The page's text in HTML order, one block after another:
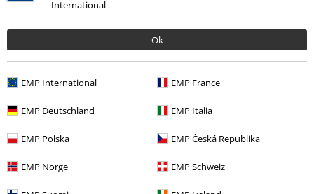
International
Ok
EMP International EMP France
EMP Deutschland EMP Italia
EMP Polska EMP Česká Republika
EMP Norge EMP Schweiz
Kommentar jetzt abschicken!
Die Jack & Jones Jeans passt perfekt - super Qualität. Und das auch
noch zu diesem Preis. Ich habe mir die Jeans direkt nochmal bestellt.